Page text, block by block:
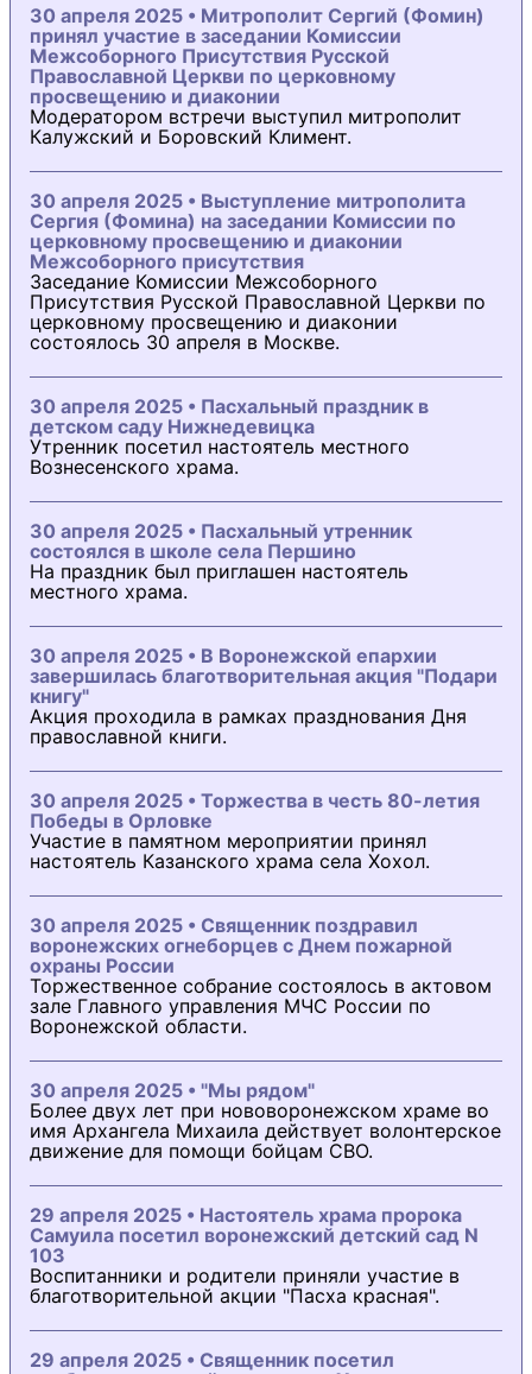
30 апреля 2025 • Митрополит Сергий (Фомин)
принял участие в заседании Комиссии
Межсоборного Присутствия Русской
Православной Церкви по церковному
просвещению и диаконии
Модератором встречи выступил митрополит
Калужский и Боровский Климент.
30 апреля 2025 • Выступление митрополита
Сергия (Фомина) на заседании Комиссии по
церковному просвещению и диаконии
Межсоборного присутствия
Заседание Комиссии Межсоборного
Присутствия Русской Православной Церкви по
церковному просвещению и диаконии
состоялось 30 апреля в Москве.
30 апреля 2025 • Пасхальный праздник в
детском саду Нижнедевицка
Утренник посетил настоятель местного
Вознесенского храма.
30 апреля 2025 • Пасхальный утренник
состоялся в школе села Першино
На праздник был приглашен настоятель
местного храма.
30 апреля 2025 • В Воронежской епархии
завершилась благотворительная акция "Подари
книгу"
Акция проходила в рамках празднования Дня
православной книги.
30 апреля 2025 • Торжества в честь 80-летия
Победы в Орловке
Участие в памятном мероприятии принял
настоятель Казанского храма села Хохол.
30 апреля 2025 • Священник поздравил
воронежских огнеборцев с Днем пожарной
охраны России
Торжественное собрание состоялось в актовом
зале Главного управления МЧС России по
Воронежской области.
30 апреля 2025 • "Мы рядом"
Более двух лет при нововоронежском храме во
имя Архангела Михаила действует волонтерское
движение для помощи бойцам СВО.
29 апреля 2025 • Настоятель храма пророка
Самуила посетил воронежский детский сад N
103
Воспитанники и родители приняли участие в
благотворительной акции "Пасха красная".
29 апреля 2025 • Священник посетил